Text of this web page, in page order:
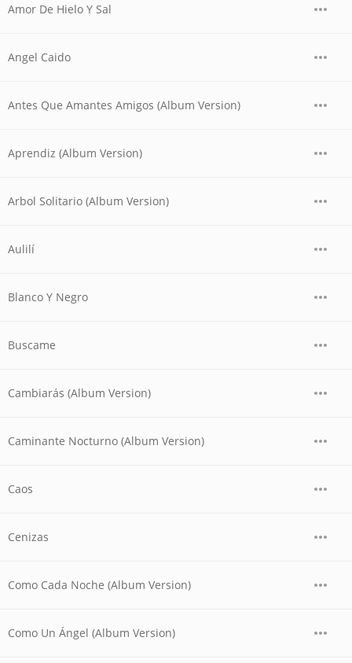
Amor De Hielo Y Sal
Angel Caido
Antes Que Amantes Amigos (Album Version)
Aprendiz (Album Version)
Arbol Solitario (Album Version)
Aulilí
Blanco Y Negro
Buscame
Cambiarás (Album Version)
Caminante Nocturno (Album Version)
Caos
Cenizas
Como Cada Noche (Album Version)
Como Un Ángel (Album Version)